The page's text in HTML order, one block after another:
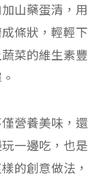
山藥蛋清，用
條狀，輕輕下
菜的維生素豐
營養美味，還
一邊吃，也是
的創意做法，